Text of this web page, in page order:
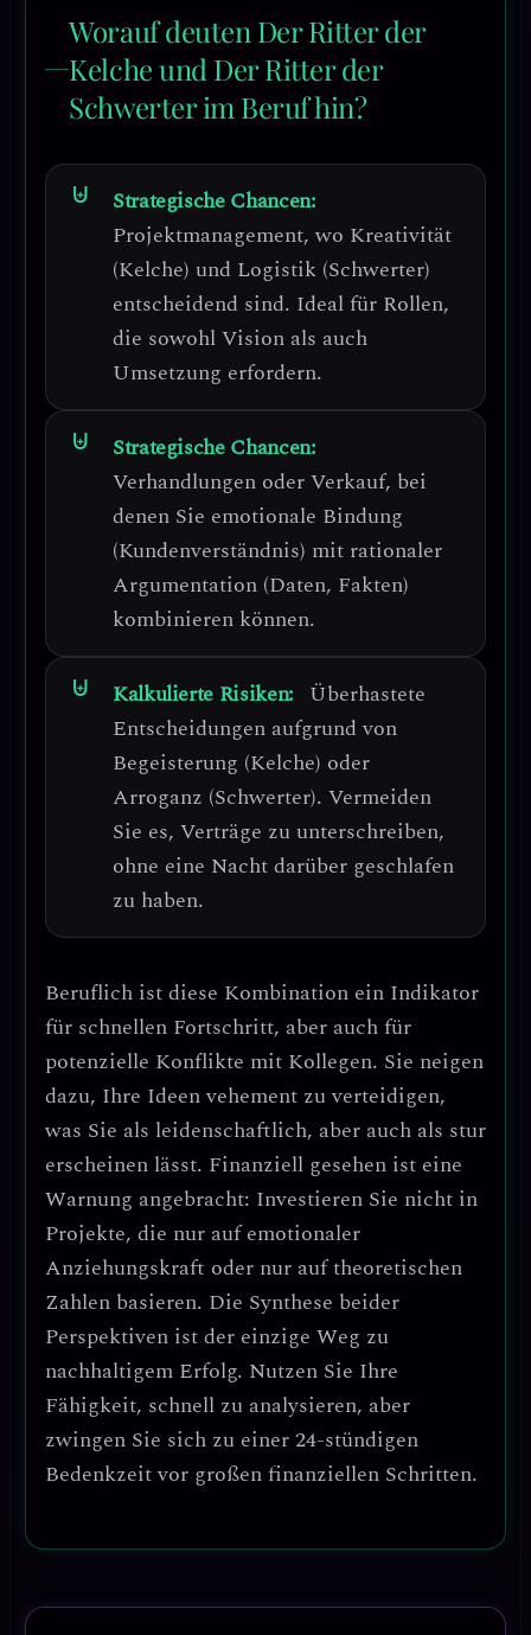
Worauf deuten Der Ritter der
Kelche und Der Ritter der
Schwerter im Beruf hin?
Strategische Chancen:
Projektmanagement, wo Kreativität
(Kelche) und Logistik (Schwerter)
entscheidend sind. Ideal für Rollen,
die sowohl Vision als auch
Umsetzung erfordern.
Strategische Chancen:
Verhandlungen oder Verkauf, bei
denen Sie emotionale Bindung
(Kundenverständnis) mit rationaler
Argumentation (Daten, Fakten)
kombinieren können.
Kalkulierte Risiken: Überhastete
Entscheidungen aufgrund von
Begeisterung (Kelche) oder
Arroganz (Schwerter). Vermeiden
Sie es, Verträge zu unterschreiben,
ohne eine Nacht darüber geschlafen
zu haben.
Beruflich ist diese Kombination ein Indikator
für schnellen Fortschritt, aber auch für
potenzielle Konflikte mit Kollegen. Sie neigen
dazu, Ihre Ideen vehement zu verteidigen,
was Sie als leidenschaftlich, aber auch als stur
erscheinen lässt. Finanziell gesehen ist eine
Warnung angebracht: Investieren Sie nicht in
Projekte, die nur auf emotionaler
Anziehungskraft oder nur auf theoretischen
Zahlen basieren. Die Synthese beider
Perspektiven ist der einzige Weg zu
nachhaltigem Erfolg. Nutzen Sie Ihre
Fähigkeit, schnell zu analysieren, aber
zwingen Sie sich zu einer 24-stündigen
Bedenkzeit vor großen finanziellen Schritten.